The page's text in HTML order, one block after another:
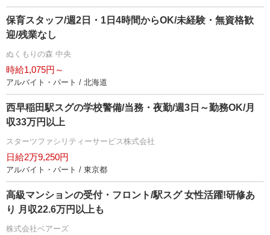
保育スタッフ/週2日・1日4時間からOK/未経験・無資格歓
迎/残業なし
ぬくもりの森 中央
時給1,075円～
アルバイト・パート / 北海道
西早稲田駅スグの学校警備/当務・夜勤/週3日～勤務OK/月
収33万円以上
スターツファシリティーサービス株式会社
日給2万9,250円
アルバイト・パート / 東京都
高級マンションの受付・フロント/駅スグ 女性活躍!研修あ
り 月収22.6万円以上も
株式会社ベアーズ